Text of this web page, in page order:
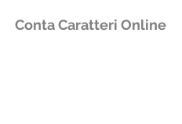
Conta Caratteri Online